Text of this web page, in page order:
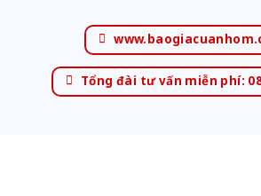
Tổng đài tư vấn miễn phí: